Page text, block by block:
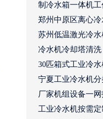
制冷水箱一体机工
郑州中原区离心
苏州低温激光冷水
冷水机冷却塔清洗
30匹箱式工业冷
宁夏工业冷水机
厂家机组设备一网
工业冷水机按需定